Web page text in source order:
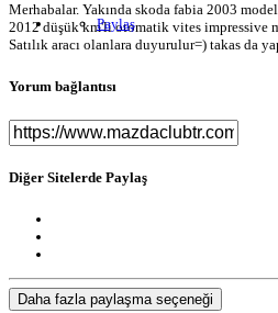
Paylaş
Merhabalar. Yakında skoda fabia 2003
2012 düşük km'li otomatik vites impressive
Satılık aracı olanlara duyurulur=) takas da
Yorum bağlantısı
Diğer Sitelerde Paylaş
Daha fazla paylaşma seçeneği